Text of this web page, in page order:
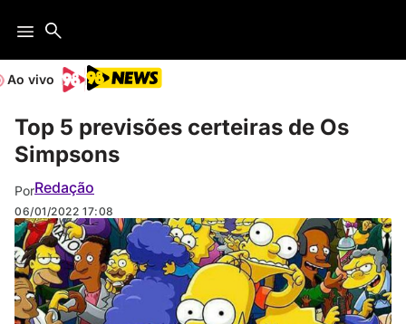
Ao vivo
Top 5 previsões certeiras de Os
Simpsons
PorRedação
06/01/2022 17:08